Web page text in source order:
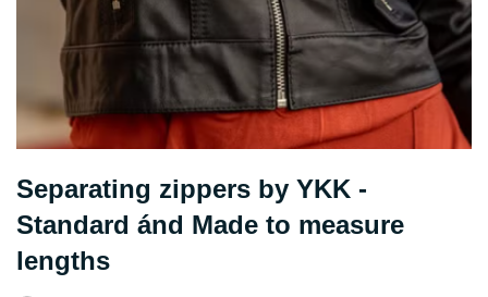
Separating zippers by YKK -
Standard ánd Made to measure
lengths